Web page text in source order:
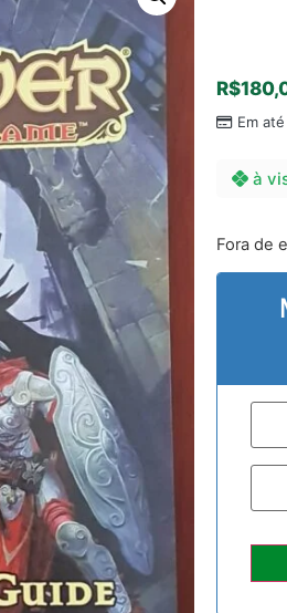
R$
Em
à
Fora de